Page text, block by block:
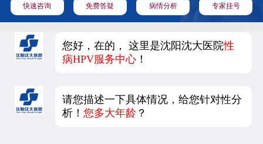
快速咨询 免费答疑 病情分析 专家挂号
您好，在的， 这里是沈阳沈大医院性
病HPV服务中心！
请您描述一下具体情况，给您针对性分
析！ 您多大年龄？